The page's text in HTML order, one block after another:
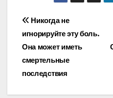
Навигация
по
записям
Никогда не
игнорируйте эту боль.
Она может иметь
смертельные
последствия